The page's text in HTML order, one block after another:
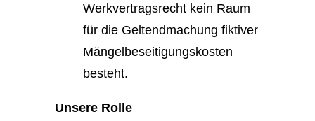
Werkvertragsrecht kein Raum
für die Geltendmachung fiktiver
Mängelbeseitigungskosten
besteht.
Unsere Rolle